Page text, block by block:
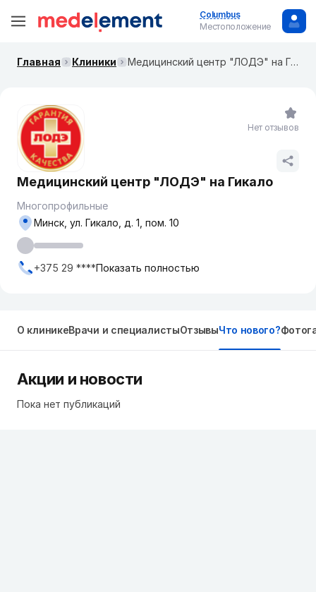
Columbus
Местоположение
Главная Клиники Медицинский центр "ЛОДЭ" на Гикало
Медицинский центр "ЛОДЭ" на Гикало
Многопрофильные
Минск, ул. Гикало, д. 1, пом. 10
+375 29 ****Показать полностью
Нет отзывов
О клиникеВрачи и специалистыОтзывыЧто нового?
Акции и новости
Пока нет публикаций